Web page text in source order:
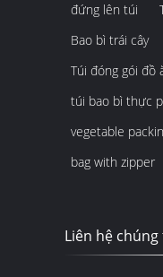
đứng lên túi
Bao bì trái cây
Túi đóng gói đồ
túi bao bì thực
vegetable
bag with zipper
Liên hệ chúng